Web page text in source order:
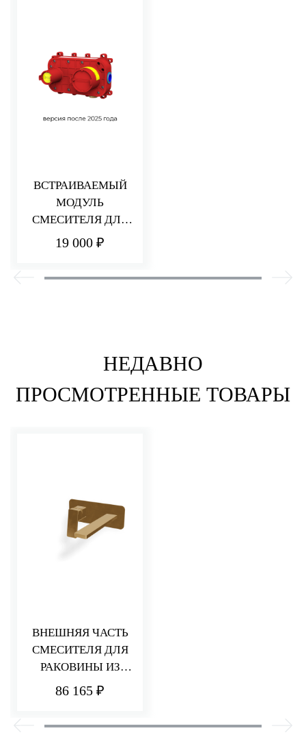
ВСТРАИВАЕМЫЙ
МОДУЛЬ
СМЕСИТЕЛЯ ДЛЯ
РАКОВИНЫ/ДУША
19 000 ₽
НЕДАВНО
ПРОСМОТРЕННЫЕ ТОВАРЫ
ВНЕШНЯЯ ЧАСТЬ
СМЕСИТЕЛЯ ДЛЯ
РАКОВИНЫ ИЗ
СТЕНЫ 182 ММ
86 165 ₽